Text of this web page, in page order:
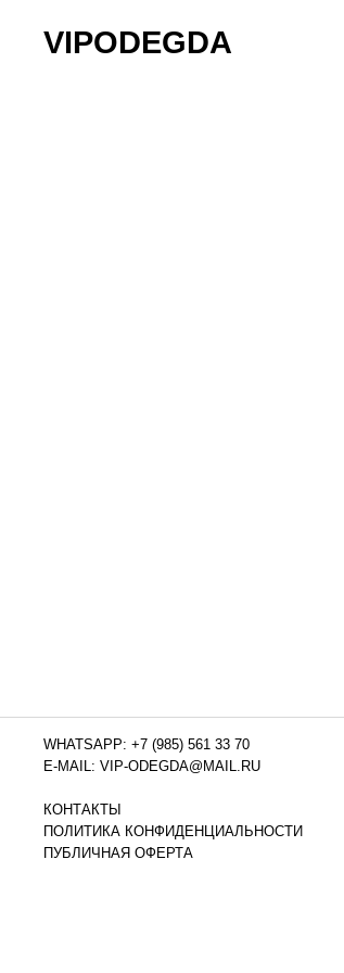
VIPODEGDA
WHATSAPP: +7 (985) 561 33 70
E-MAIL: VIP-ODEGDA@MAIL.RU
КОНТАКТЫ
ПОЛИТИКА КОНФИДЕНЦИАЛЬНОСТИ
ПУБЛИЧНАЯ ОФЕРТА